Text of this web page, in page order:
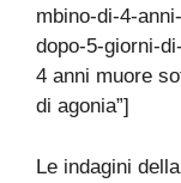
mbino-di-4-
dopo-5-giorni-
4 anni muore
di agonia”]
Le indagini